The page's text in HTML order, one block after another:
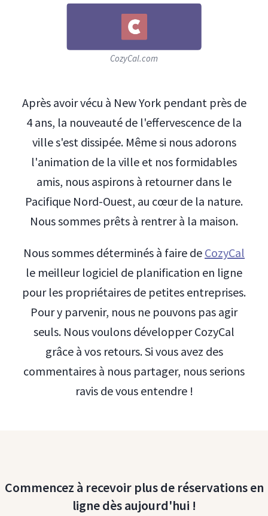
CozyCal.com
Après avoir vécu à New York pendant près de
4 ans, la nouveauté de l'effervescence de la
ville s'est dissipée. Même si nous adorons
l'animation de la ville et nos formidables
amis, nous aspirons à retourner dans le
Pacifique Nord-Ouest, au cœur de la nature.
Nous sommes prêts à rentrer à la maison.
Nous sommes déterminés à faire de CozyCal
le meilleur logiciel de planification en ligne
pour les propriétaires de petites entreprises.
Pour y parvenir, nous ne pouvons pas agir
seuls. Nous voulons développer CozyCal
grâce à vos retours. Si vous avez des
commentaires à nous partager, nous serions
ravis de vous entendre !
Commencez à recevoir plus de réservations en
ligne dès aujourd'hui !